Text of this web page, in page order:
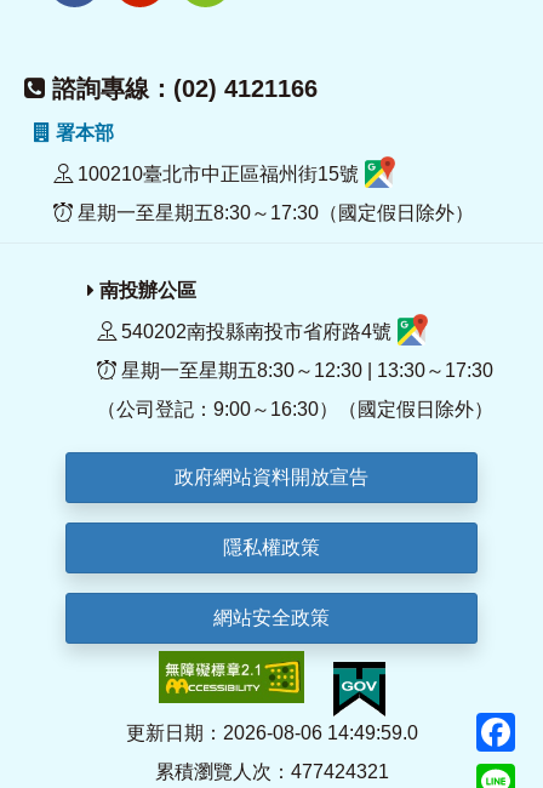
諮詢專線：(02) 4121166
署本部
100210臺北市中正區福州街15號
星期一至星期五8:30～17:30（國定假日除外）
南投辦公區
540202南投縣南投市省府路4號
星期一至星期五8:30～12:30 | 13:30～17:30
（公司登記：9:00～16:30）（國定假日除外）
政府網站資料開放宣告
隱私權政策
網站安全政策
更新日期：2026-08-06 14:49:59.0
累積瀏覽人次：477424321